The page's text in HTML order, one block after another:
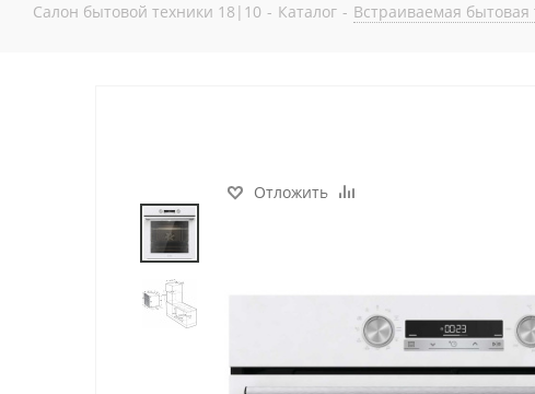
Салон бытовой техники 18|10 - Каталог - Встраиваемая бытовая
Отложить